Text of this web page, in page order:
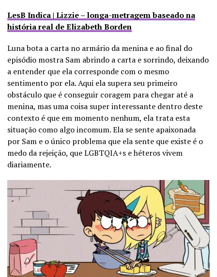
LesB Indica | Lizzie – longa-metragem baseado na
história real de Elizabeth Borden
Luna bota a carta no armário da menina e ao final do
episódio mostra Sam abrindo a carta e sorrindo, deixando
a entender que ela corresponde com o mesmo
sentimento por ela. Aqui ela supera seu primeiro
obstáculo que é conseguir coragem para chegar até a
menina, mas uma coisa super interessante dentro deste
contexto é que em momento nenhum, ela trata esta
situação como algo incomum. Ela se sente apaixonada
por Sam e o único problema que ela sente que existe é o
medo da rejeição, que LGBTQIA+s e héteros vivem
diariamente.